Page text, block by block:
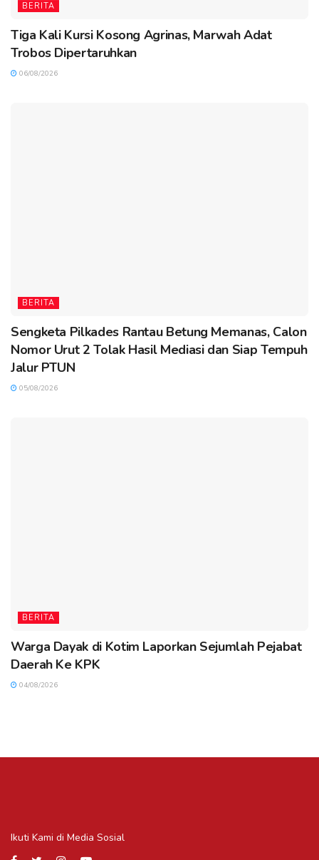
BERITA
Tiga Kali Kursi Kosong Agrinas, Marwah Adat
Trobos Dipertaruhkan
06/08/2026
BERITA
Sengketa Pilkades Rantau Betung Memanas, Calon
Nomor Urut 2 Tolak Hasil Mediasi dan Siap Tempuh
Jalur PTUN
05/08/2026
BERITA
Warga Dayak di Kotim Laporkan Sejumlah Pejabat
Daerah Ke KPK
04/08/2026
Ikuti Kami di Media Sosial